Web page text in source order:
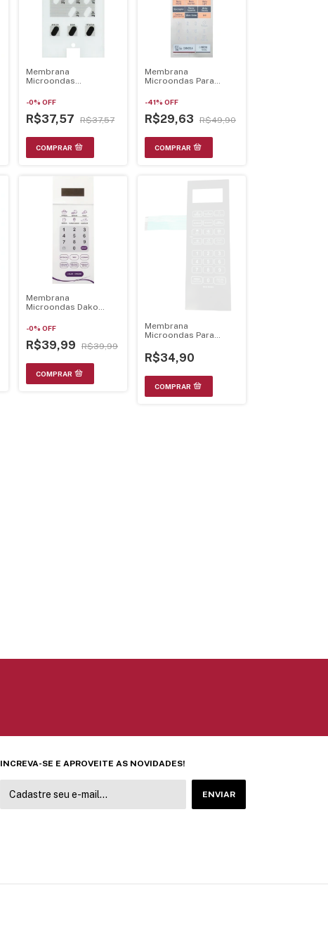
Membrana
Microondas
Tb3700Brc 21.30.003
-0% OFF
R$37,57 R$37,57
Membrana
Microondas Para
-41% OFF
R$29,63 R$49,90
Membrana
Microondas Dako
21.19.003
-0% OFF
R$39,99 R$39,99
Membrana
Microondas Para
21.29.033
R$34,90
INCREVA-SE E APROVEITE AS NOVIDADES!